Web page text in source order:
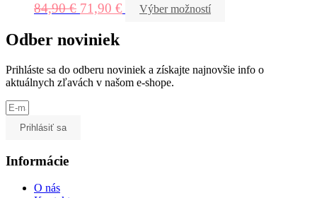
84,90€ 71,90 € Výber možností
Odber noviniek
Prihláste sa do odberu noviniek a získajte najnovšie info o
aktuálnych zľavách v našom e-shope.
Prihlásiť sa
Informácie
O nás